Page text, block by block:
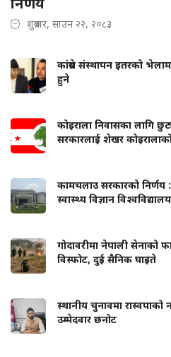
शुक्रबार, साउन २२, २०८३
कांग्रेस संस्थापन इतरको
हुने
कोइराला निवासका लागि
सरकारलाई शेखर कोइरालाको
कामचलाउ सरकारको निर्णय
स्वास्थ्य विज्ञान
गोदावरीमा नेपाली सेनाको
विस्फोट, दुई सैनिक घाइते
स्थानीय चुनावमा रास्वपाको
उम्मेदवार छनोट